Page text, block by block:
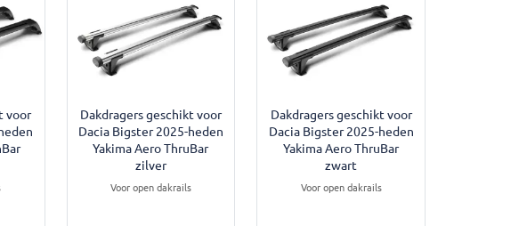
voor
Dakdragers geschikt voor
Dacia Bigster 2025-heden
Yakima Aero ThruBar
zilver
Voor open dakrails
Dakdragers geschikt voor
Dacia Bigster 2025-heden
Yakima Aero ThruBar
zwart
Voor open dakrails